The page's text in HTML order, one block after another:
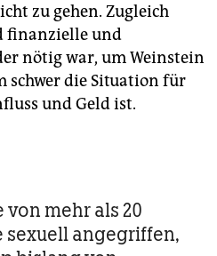
zu gehen. Zugleich
finanzielle und
nötig war, um Weinstein
schwer die Situation für
und Geld ist.
mehr als 20
sexuell angegriffen,